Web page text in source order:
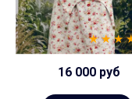
16 000 руб